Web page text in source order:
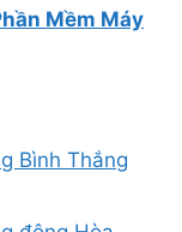
Mềm Máy
Bình Thắng